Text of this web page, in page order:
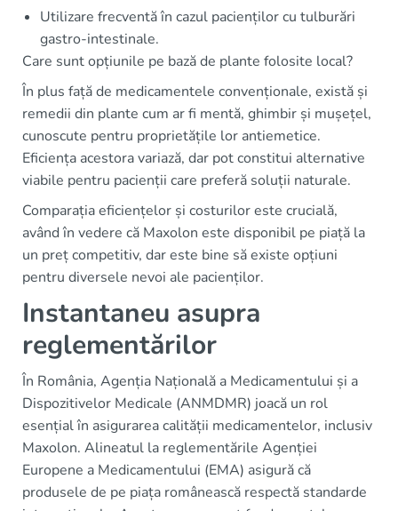
Utilizare frecventă în cazul pacienților cu tulburări
gastro-intestinale.
Care sunt opțiunile pe bază de plante folosite local?
În plus față de medicamentele convenționale, există și
remedii din plante cum ar fi mentă, ghimbir și mușețel,
cunoscute pentru proprietățile lor antiemetice.
Eficiența acestora variază, dar pot constitui alternative
viabile pentru pacienții care preferă soluții naturale.
Comparația eficiențelor și costurilor este crucială,
având în vedere că Maxolon este disponibil pe piață la
un preț competitiv, dar este bine să existe opțiuni
pentru diversele nevoi ale pacienților.
Instantaneu asupra
reglementărilor
În România, Agenția Națională a Medicamentului și a
Dispozitivelor Medicale (ANMDMR) joacă un rol
esențial în asigurarea calității medicamentelor, inclusiv
Maxolon. Alineatul la reglementările Agenției
Europene a Medicamentului (EMA) asigură că
produsele de pe piața românească respectă standarde